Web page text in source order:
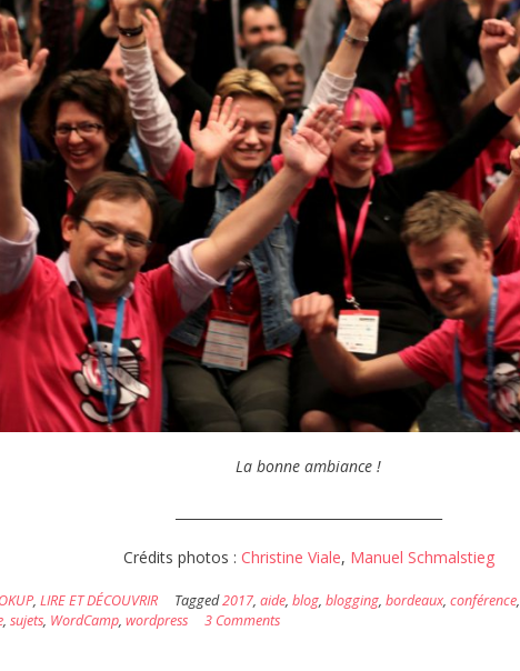
La bonne ambiance !
Crédits photos : Christine Viale, Manuel Schmalstieg
, LIRE ET DÉCOUVRIR Tagged2017, aide, blog, blogging, bordeaux, conférence,
, sujets, WordCamp, wordpress 3 Comments